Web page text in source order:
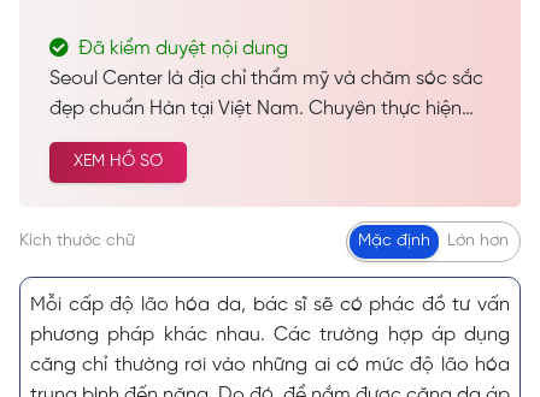
Đã kiểm duyệt nội dung
Seoul Center là địa chỉ thẩm mỹ và chăm sóc sắc
đẹp chuẩn Hàn tại Việt Nam. Chuyên thực hiện
các dịch vụ spa làm đẹp, chăm sóc da công nghệ
cao… Được nhiều khách hàng tin tưởng và lựa
XEM HỒ SƠ
Kích thước chữ Mặc định Lớn hơn
Mỗi cấp độ lão hóa da, bác sĩ sẽ có phác đồ tư vấn
phương pháp khác nhau. Các trường hợp áp dụng
căng chỉ thường rơi vào những ai có mức độ lão hóa